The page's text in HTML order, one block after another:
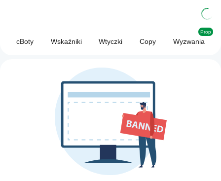
cBoty Wskaźniki Wtyczki Copy Wyzwania
Prop